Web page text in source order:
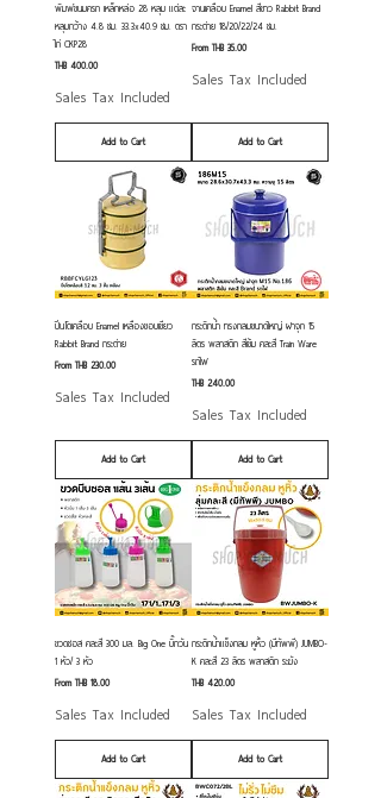
พิมพ์ขนมครก เหล็กหล่อ 28 หลุม แต่ละ
หลุมกว้าง 4.8 ซม. 33.3x40.9 ซม. ตรา
ไก่ CKP28
Price
THB 400.00
Sales Tax Included
Add to Cart
จานเคลือบ Enamel สีขาว Rabbit Brand
กระต่าย 18/20/22/24 ซม.
FromTHB 35.00
Sale Price
Sales Tax Included
Add to Cart
ปิ่นโตเคลือบ Enamel เหลืองขอบเขียว
Rabbit Brand กระต่าย
FromTHB 230.00
Sale Price
Sales Tax Included
Add to Cart
กระติกน้ำ ทรงกลมขนาดใหญ่ ฝาจุก 15
ลิตร พลาสติก สีเข้ม คละสี Train Ware
รถไฟ
Price
THB 240.00
Sales Tax Included
Add to Cart
ขวดซอส คละสี 300 มล. Big One บิ๊กวัน
1 หัว/ 3 หัว
FromTHB 18.00
Sale Price
Sales Tax Included
Add to Cart
กระติกน้ำแข็งกลม หูหิ้ว (มีทัพพี) JUMBO-
K คละสี 23 ลิตร พลาสติก ระฆัง
Price
THB 420.00
Sales Tax Included
Add to Cart